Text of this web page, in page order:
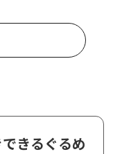
きるぐるめ